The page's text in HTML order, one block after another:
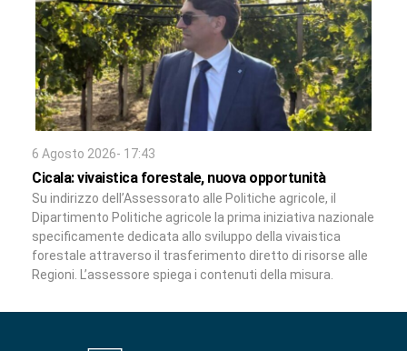
6 Agosto 2026- 17:43
Cicala: vivaistica forestale, nuova opportunità
Su indirizzo dell’Assessorato alle Politiche agricole, il
Dipartimento Politiche agricole la prima iniziativa nazionale
specificamente dedicata allo sviluppo della vivaistica
forestale attraverso il trasferimento diretto di risorse alle
Regioni. L’assessore spiega i contenuti della misura.